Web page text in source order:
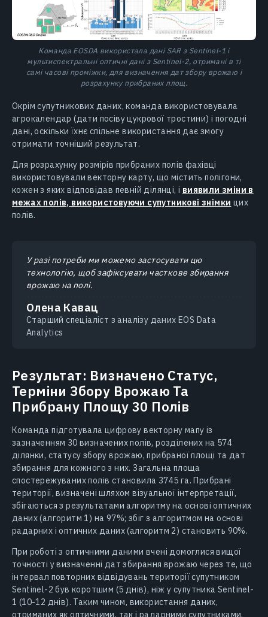
Команда EOSDA використала дані SAR з Sentinel-1 і
мультиспектральні оптичні дані з Sentinel-2, отримані в ті
самі часові проміжки, для визначення дат збору врожаю і
розрахунку прибраних площ.
Окрім супутникових даних, команда використовувала
агрокалендар (дати посіву цукрової тростини) і погодні
дані, оскільки їхнє спільне використання дає змогу
отримати точніший результат.
Для розрахунку розмірів прибраних полів фахівці
використовували векторну карту, що містить полігони,
кожен з яких відповідав певній ділянці, і виявили зміни в
межах полів, використовуючи супутникові знімки цих
полів.
У разі потреби ми можемо застосувати цю
технологію, щоб зафіксувати часткове збирання
врожаю на полі.
Олена Кавац
Cтарший спеціаліст з аналізу даних EOS Data
Analytics
Результат: Визначено Статус,
Терміни Збору Врожаю Та
Прибрану Площу 30 Полів
Команда підготувала цифрову векторну мапу із
зазначенням 30 визначених полів, розділених на 574
ділянки, статусу збору врожаю, прибраної площі та дат
збирання для кожного з них. Загальна площа
спостережуваних полів становила 3745 га. Прибрані
території, визначені шляхом візуальної інтерпретації,
збігаються з результатами алгоритму на основі оптичних
даних (алгоритм 1) на 97%; збіг з алгоритмом на основі
радарних і оптичних даних (алгоритм 2) становить 90%.
При роботі з оптичними даними вчені домоглися вищої
точності у визначенні дат збирання врожаю через те, що
інтервал повторних відвідувань території супутником
Sentinel-2 був коротшим (5 днів), ніж у супутника Sentinel-
1 (10-12 днів). Таким чином, використання даних,
отриманих як оптичними, так і радарними супутниками,